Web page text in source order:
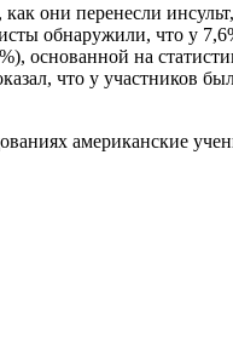
они перенесли
обнаружили, что у
основанной на
что у участников
американские